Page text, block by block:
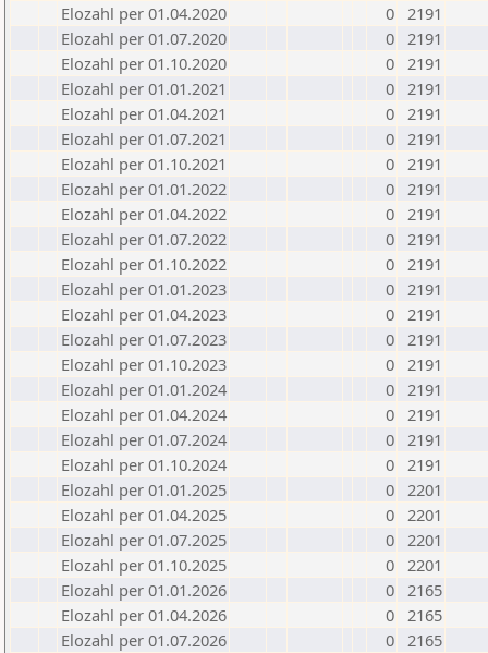
Elozahl per 01.04.2020
0 2191
Elozahl per 01.07.2020
0 2191
Elozahl per 01.10.2020
0 2191
Elozahl per 01.01.2021
0 2191
Elozahl per 01.04.2021
0 2191
Elozahl per 01.07.2021
0 2191
Elozahl per 01.10.2021
0 2191
Elozahl per 01.01.2022
0 2191
Elozahl per 01.04.2022
0 2191
Elozahl per 01.07.2022
0 2191
Elozahl per 01.10.2022
0 2191
Elozahl per 01.01.2023
0 2191
Elozahl per 01.04.2023
0 2191
Elozahl per 01.07.2023
0 2191
Elozahl per 01.10.2023
0 2191
Elozahl per 01.01.2024
0 2191
Elozahl per 01.04.2024
0 2191
Elozahl per 01.07.2024
0 2191
Elozahl per 01.10.2024
0 2191
Elozahl per 01.01.2025
0 2201
Elozahl per 01.04.2025
0 2201
Elozahl per 01.07.2025
0 2201
Elozahl per 01.10.2025
0 2201
Elozahl per 01.01.2026
0 2165
Elozahl per 01.04.2026
0 2165
Elozahl per 01.07.2026
0 2165